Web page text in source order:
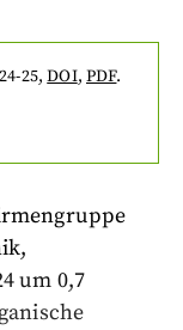
25,DOI,PDF.
um 0,7